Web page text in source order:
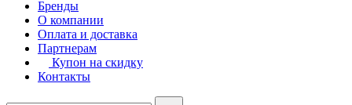
Бренды
О компании
Оплата и доставка
Партнерам
Купон на скидку
Контакты